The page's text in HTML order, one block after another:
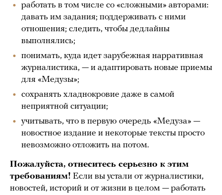
работать в том числе со «сложными» авторами:
давать им задания; поддерживать с ними
отношения; следить, чтобы дедлайны
выполнялись;
понимать, куда идет зарубежная нарративная
журналистика, — и адаптировать новые приемы
для «Медузы»;
сохранять хладнокровие даже в самой
неприятной ситуации;
учитывать, что в первую очередь «Медуза» —
новостное издание и некоторые тексты просто
невозможно отложить на потом.
Пожалуйста, отнеситесь серьезно к этим
требованиям! Если вы устали от журналистики,
новостей, историй и от жизни в целом — работать